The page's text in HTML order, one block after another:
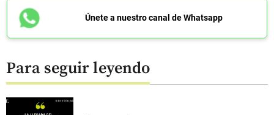
Únete a nuestro canal de Whatsapp
Para seguir leyendo